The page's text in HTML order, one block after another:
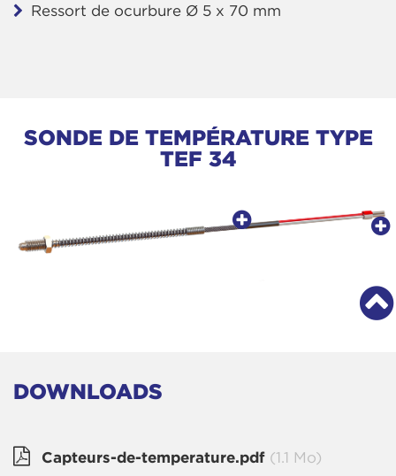
Ressort de ocurbure Ø 5 x 70 mm
SONDE DE TEMPÉRATURE TYPE
TEF 34
DOWNLOADS
Capteurs-de-temperature.pdf (1.1 Mo)